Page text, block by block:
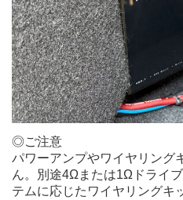
◎ご注意
パワーアンプやワイヤリング
ん。別途4Ωまたは1Ωドライ
テムに応じたワイヤリングキ